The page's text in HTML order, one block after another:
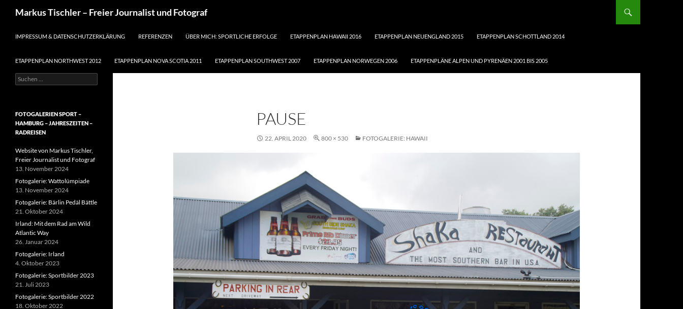
Markus Tischler – Freier Journalist und Fotograf
IMPRESSUM & DATENSCHUTZERKLÄRUNG
REFERENZEN ÜBER MICH: SPORTLICHE ERFOLGE ETAPPENPLAN HAWAII 2016 ETAPPENPLAN NEUENGLAND 2015 ETAPPENPLAN SCHOTTLAND 2014
ETAPPENPLAN NORTHWEST 2012 ETAPPENPLAN NOVA SCOTIA 2011 ETAPPENPLAN SOUTHWEST 2007 ETAPPENPLAN NORWEGEN 2006 ETAPPENPLÄNE ALPEN UND PYRENÄEN 2001 BIS 2005
PAUSE
22. APRIL 2020 800 × 530 FOTOGALERIE: HAWAII
Suchen
nach:
FOTOGALERIEN SPORT –
HAMBURG – JAHRESZEITEN –
RADREISEN
Website von Markus Tischler,
Freier Journalist und Fotograf
13. November 2024
Fotogalerie: Wattolümpiade
13. November 2024
Fotogalerie: Bärlin Pedäl Bättle
21. Oktober 2024
Irland: Mit dem Rad am Wild
Atlantic Way
26. Januar 2024
Fotogalerie: Irland
4. Oktober 2023
Fotogalerie: Sportbilder 2023
21. Juli 2023
Fotogalerie: Sportbilder 2022
18. Oktober 2022